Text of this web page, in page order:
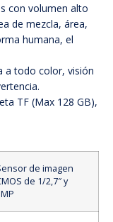
con volumen alto
de mezcla, área,
humana, el
a todo color, visión
TF (Max 128 GB),
de imagen
de 1/2,7″ y